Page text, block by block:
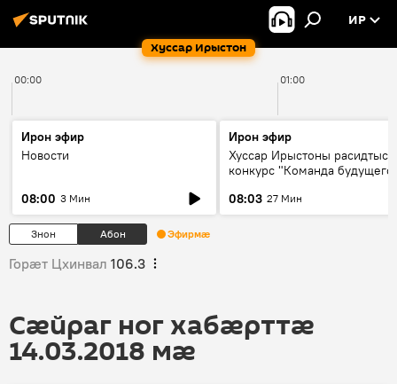
Хуссар Ирыстон
ИР
00:00 01:00
Ирон эфир
Новости
08:00 3 Мин
Ирон эфир
Хуссар Ирыстоны
конкурс "Команда
08:03 27 Мин
Знон Абон Эфирмæ
Горӕт Цхинвал 106.3
Сӕйраг ног хабӕрттӕ
14.03.2018 мӕ